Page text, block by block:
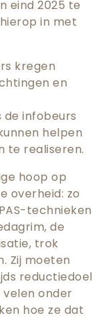
eind 2025 te
in met
kregen
en
de infobeurs
helpen
te realiseren.
hoop op
overheid: zo
technieken
de
trok
Zij moeten
reductiedoel
onder
hoe ze dat